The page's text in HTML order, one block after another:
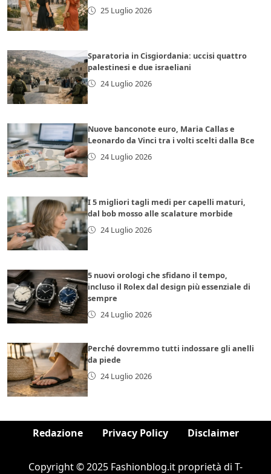
25 Luglio 2026
Sparatoria in Cisgiordania: uccisi quattro
palestinesi e due israeliani
24 Luglio 2026
Nuove banconote euro, Maria Callas e
Leonardo da Vinci tra i volti scelti dalla Bce
24 Luglio 2026
I 5 migliori tagli medi per capelli maturi,
dal bob mosso alle scalature morbide
24 Luglio 2026
5 nuovi orologi che sfidano il tempo,
incluso il Rolex dal design più essenziale di
sempre
24 Luglio 2026
Perché dovremmo tutti indossare gli anelli
da piede
24 Luglio 2026
Redazione Privacy Policy Disclaimer
Copyright © 2025 Fashionblog.it proprietà di T-